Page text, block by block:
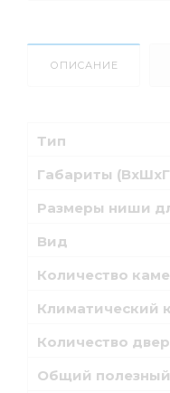
ОПИСАНИЕ
Тип
Габариты
Размеры ниши
Вид
Количество
Климатический
Количество
Общий